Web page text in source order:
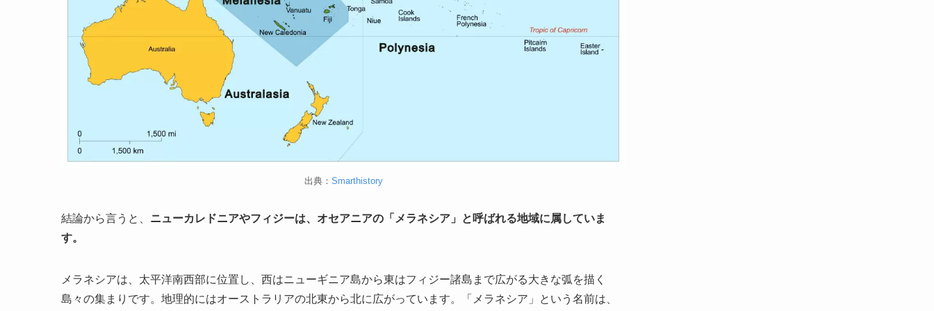
出典： Smarthistory
結論から言うと、 ニューカレドニアやフィジーは、オセアニアの「メラネシア」と呼ばれる地域に属していま
す。
メラネシアは、太平洋南西部に位置し、西はニューギニア島から東はフィジー諸島まで広がる大きな弧を描く
島々の集まりです。地理的にはオーストラリアの北東から北に広がっています。「メラネシア」という名前は、